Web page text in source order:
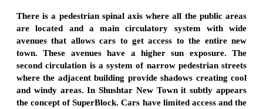
There is a pedestrian spinal axis where all the public areas
are located and a main circulatory system with wide
avenues that allows cars to get access to the entire new
town. These avenues have a higher sun exposure. The
second circulation is a system of narrow pedestrian streets
where the adjacent building provide shadows creating cool
and windy areas. In Shushtar New Town it subtly appears
the concept of SuperBlock. Cars have limited access and the